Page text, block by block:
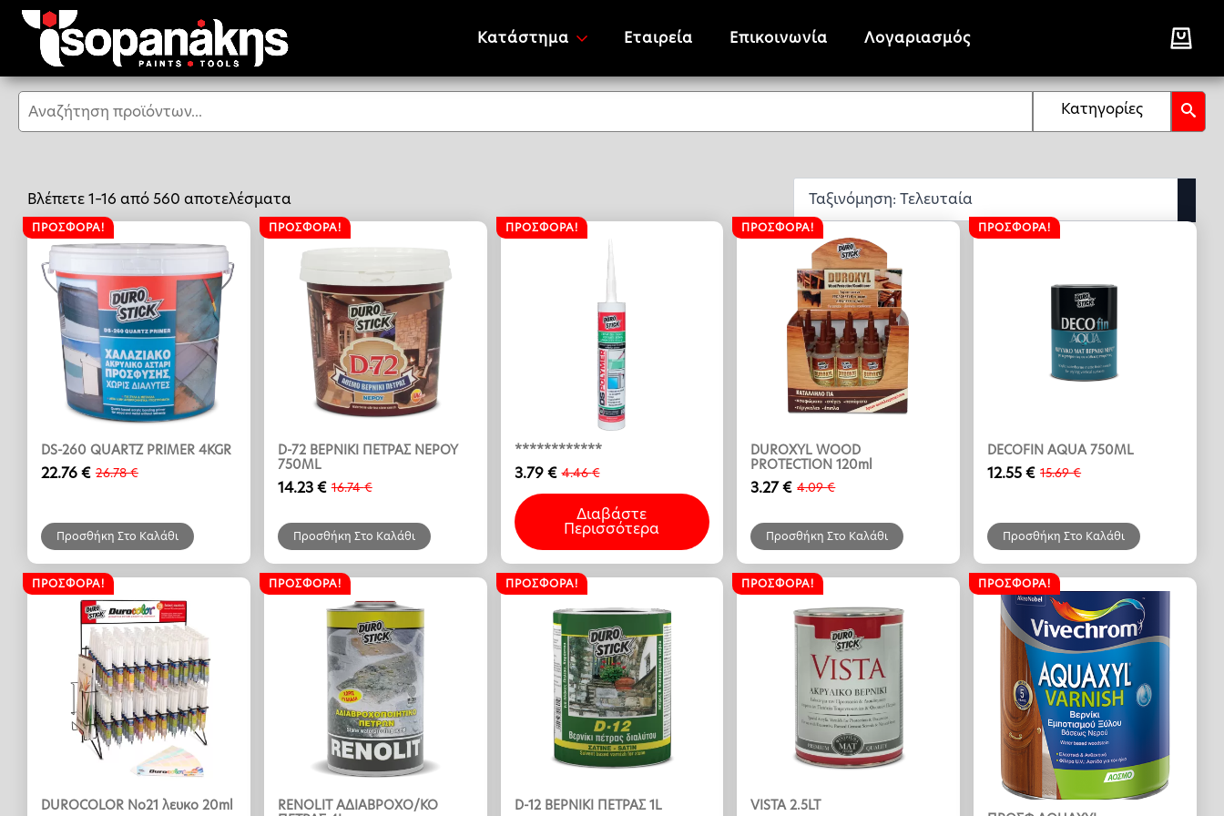
Κατάστημα Εταιρεία Επικοινωνία Λογαριασμός
Αναζήτηση Κατηγορίες
Βλέπετε 1–16 από 560 αποτελέσματαSorted
by
latest
ΠΡΟΣΦΟΡΆ!
DS-260 QUARTZ PRIMER 4KGR
26.78€
Original
26.78 €.
22.76€
Η
είναι:
22.76 €.
Προσθήκη Στο Καλάθι
ΠΡΟΣΦΟΡΆ!
D-72 ΒΕΡΝΙΚΙ ΠΕΤΡΑΣ ΝΕΡΟΥ
750ML
16.74€
Original
was:
16.74 €.
14.23€
Η
τιμή
είναι:
14.23 €.
Προσθήκη Στο Καλάθι
ΠΡΟΣΦΟΡΆ!
************
4.46€
Original
price
was:
4.46 €.
3.79€
Η
τρέχουσα
τιμή
είναι:
3.79 €.
Διαβάστε
Περισσότερα
ΠΡΟΣΦΟΡΆ!
DUROXYL WOOD
PROTECTION 120ml
4.09€
Original
was:
4.09 €.
3.27€
Η
τιμή
είναι:
3.27 €.
Προσθήκη Στο Καλάθι
ΠΡΟΣΦΟΡΆ!
DECOFIN AQUA 750ML
15.69€
Original
15.69 €.
12.55€
Η
είναι:
12.55 €.
Προσθήκη Στο Καλάθι
ΠΡΟΣΦΟΡΆ!
DUROCOLOR No21 λευκο 20ml
ΠΡΟΣΦΟΡΆ!
RENOLIT ΑΔΙΑΒΡΟΧΟ/ΚΟ
ΠΡΟΣΦΟΡΆ!
D-12 ΒΕΡΝΙΚΙ ΠΕΤΡΑΣ 1L
ΠΡΟΣΦΟΡΆ!
VISTA 2.5LT
ΠΡΟΣΦΟΡΆ!